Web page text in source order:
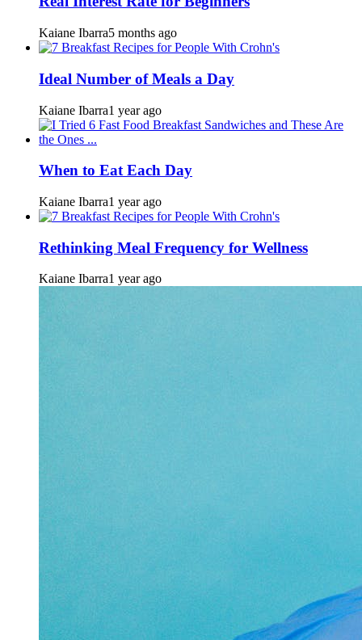
Kaiane Ibarra5 months ago
Ideal Number of Meals a Day
Kaiane Ibarra1 year ago
When to Eat Each Day
Kaiane Ibarra1 year ago
Rethinking Meal Frequency for Wellness
Kaiane Ibarra1 year ago